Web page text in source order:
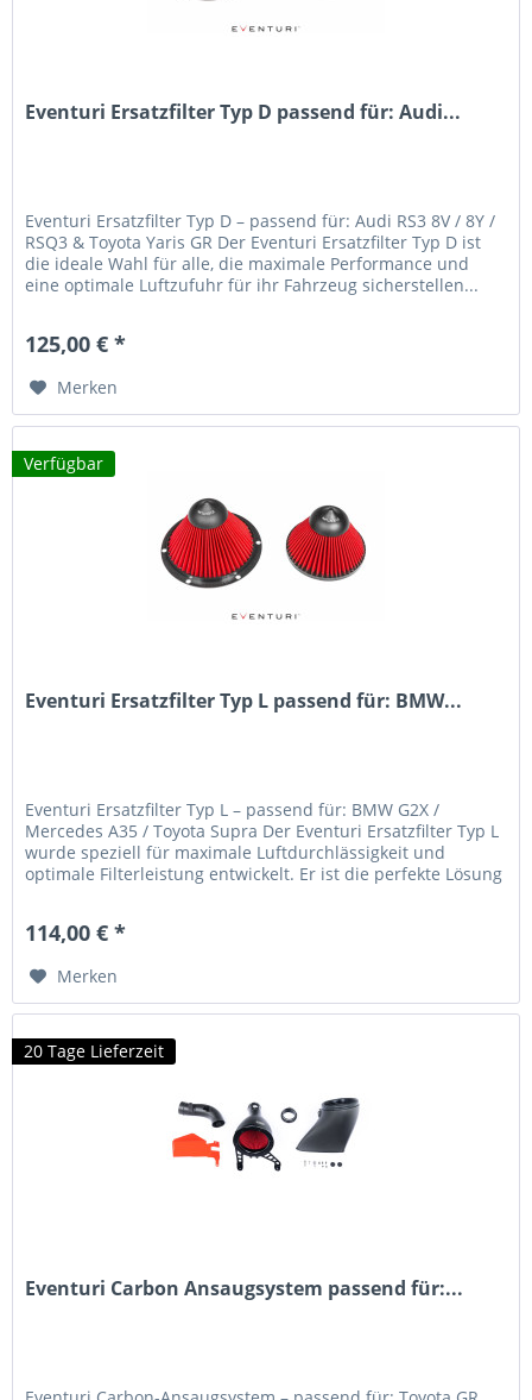
Eventuri Ersatzfilter Typ D passend für: Audi...
Eventuri Ersatzfilter Typ D – passend für: Audi RS3 8V / 8Y /
RSQ3 & Toyota Yaris GR Der Eventuri Ersatzfilter Typ D ist
die ideale Wahl für alle, die maximale Performance und
eine optimale Luftzufuhr für ihr Fahrzeug sicherstellen...
125,00 € *
Merken
Verfügbar
Eventuri Ersatzfilter Typ L passend für: BMW...
Eventuri Ersatzfilter Typ L – passend für: BMW G2X /
Mercedes A35 / Toyota Supra Der Eventuri Ersatzfilter Typ L
wurde speziell für maximale Luftdurchlässigkeit und
optimale Filterleistung entwickelt. Er ist die perfekte Lösung
114,00 € *
Merken
20 Tage Lieferzeit
Eventuri Carbon Ansaugsystem passend für:...